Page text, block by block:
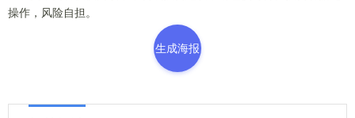
操作，风险自担。
生成海报